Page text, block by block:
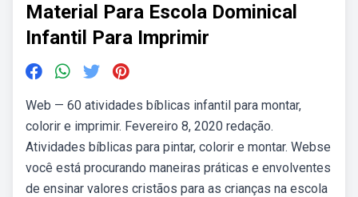
Material Para Escola Dominical
Infantil Para Imprimir
Web — 60 atividades bíblicas infantil para montar,
colorir e imprimir. Fevereiro 8, 2020 redação.
Atividades bíblicas para pintar, colorir e montar. Webse
você está procurando maneiras práticas e envolventes
de ensinar valores cristãos para as crianças na escola